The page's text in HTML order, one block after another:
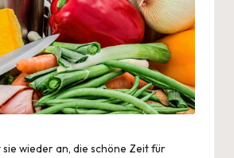
wieder an, die schöne Zeit für